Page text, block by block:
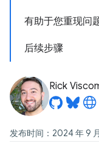
有助于您重现问
后续步骤
Rick
发布时间：2024 年 9